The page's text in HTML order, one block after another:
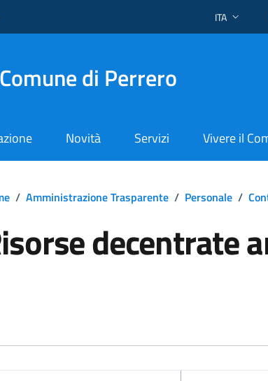
Lingua attiva:
ITA
Comune di Perrero
Novità Servizi Vivere il
/ Amministrazione Trasparente / Personale /
decentrate